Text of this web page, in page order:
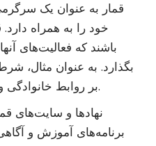
قمار به عنوان یک
خود را به همراه دارد.
باشند که فعالیت‌های
بگذارد. به عنوان مثال،
بر روابط خانوادگی و اجتماعی تأثیر منفی بگذارد.
نهادها و سایت‌های
برنامه‌های آموزش و